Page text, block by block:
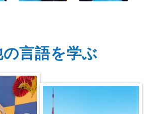
言語を学ぶ